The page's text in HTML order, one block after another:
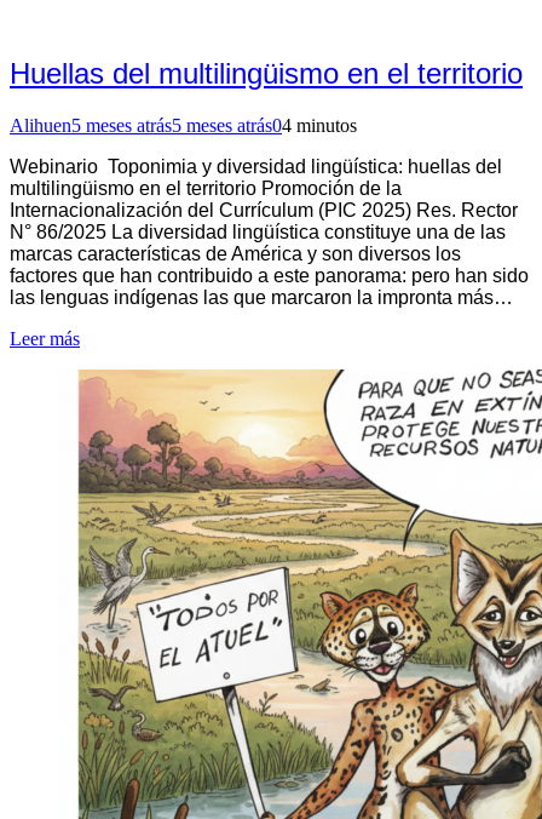
Huellas del multilingüismo en el territorio
Alihuen5 meses atrás5 meses atrás04 minutos
Webinario Toponimia y diversidad lingüística: huellas del
multilingüismo en el territorio Promoción de la
Internacionalización del Currículum (PIC 2025) Res. Rector
N° 86/2025 La diversidad lingüística constituye una de las
marcas características de América y son diversos los
factores que han contribuido a este panorama: pero han sido
las lenguas indígenas las que marcaron la impronta más…
Leer más